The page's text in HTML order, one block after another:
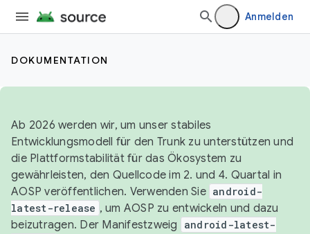
Anmelden
DOKUMENTATION
Ab 2026 werden wir, um unser stabiles
Entwicklungsmodell für den Trunk zu unterstützen und
die Plattformstabilität für das Ökosystem zu
gewährleisten, den Quellcode im 2. und 4. Quartal in
AOSP veröffentlichen. Verwenden Sie android-
latest-release , um AOSP zu entwickeln und dazu
beizutragen. Der Manifestzweig
android-latest-